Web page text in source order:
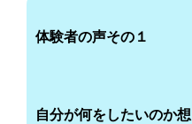
体験者の声その１
自分が何をしたいのか